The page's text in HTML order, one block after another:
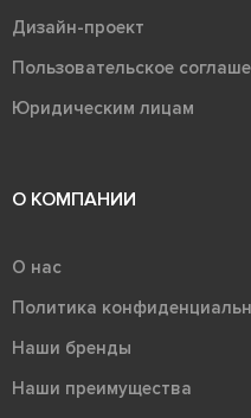
Дизайн-проект
Пользовательское
Юридическим лицам
О КОМПАНИИ
О нас
Политика
Наши бренды
Наши преимущества